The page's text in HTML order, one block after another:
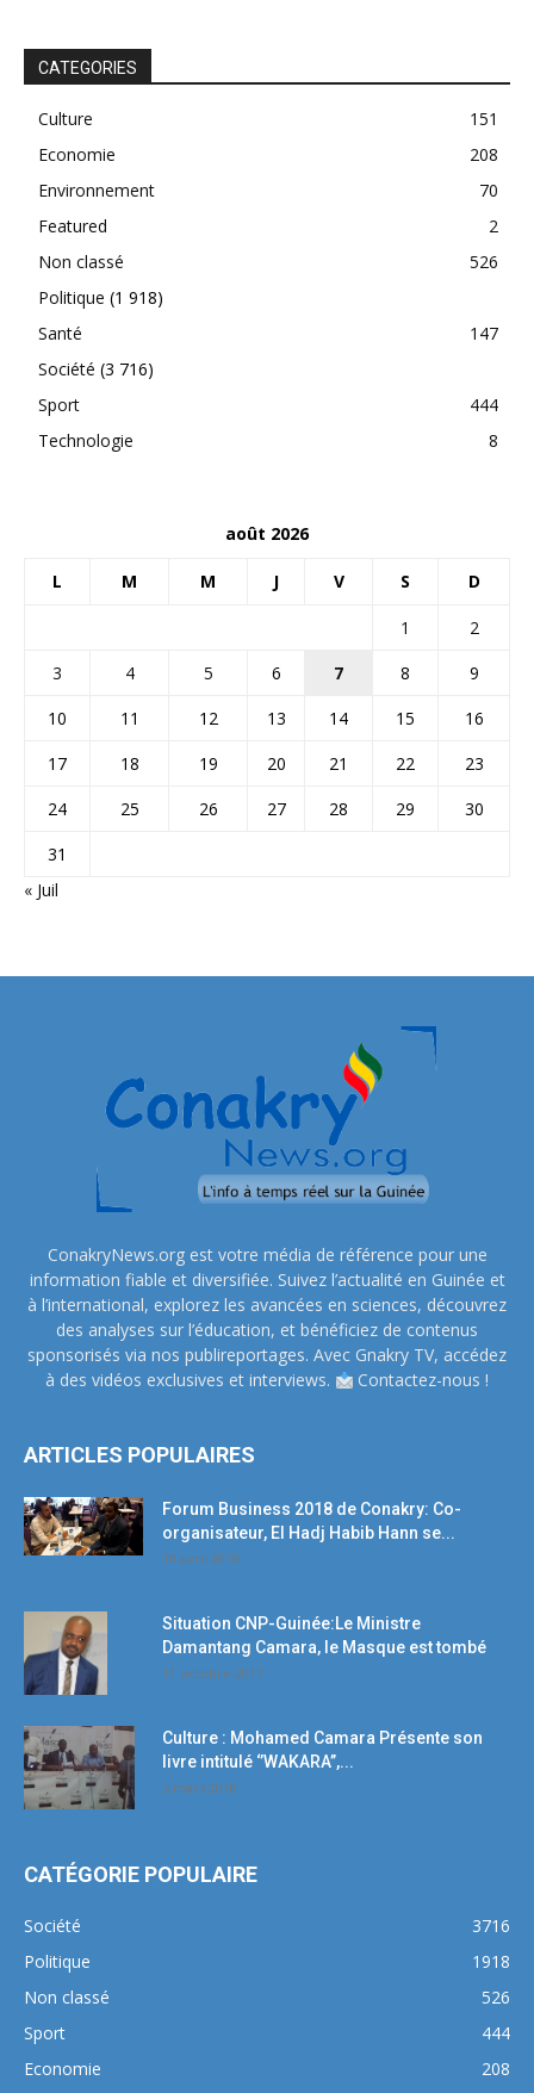
CATEGORIES
Culture
151
Economie
208
Environnement
70
Featured
2
Non classé
526
Politique (1 918)
Santé
147
Société (3 716)
Sport
444
Technologie
8
août 2026
L M M J V S D
1
2
3
4 5 6 7 8
9
10
11 12 13 14 15
16
17
18 19 20 21 22
23
24
25 26 27 28 29
30
31
« Juil
ConakryNews.org est votre média de référence pour une
information fiable et diversifiée. Suivez l’actualité en Guinée et
à l’international, explorez les avancées en sciences, découvrez
des analyses sur l’éducation, et bénéficiez de contenus
sponsorisés via nos publireportages. Avec Gnakry TV, accédez
à des vidéos exclusives et interviews.
Contactez-nous !
ARTICLES POPULAIRES
Forum Business 2018 de Conakry: Co-
organisateur, El Hadj Habib Hann se...
19 avril 2018
Situation CNP-Guinée:Le Ministre
Damantang Camara, le Masque est tombé
11 octobre 2017
Culture : Mohamed Camara Présente son
livre intitulé ‘’WAKARA’’,...
5 mars 2018
CATÉGORIE POPULAIRE
Société
3716
Politique
1918
Non classé
526
Sport
444
Economie
208